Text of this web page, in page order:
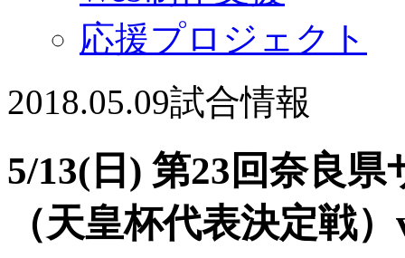
応援プロジェクト
2018.05.09試合情報
5/13(日) 第23回奈良
（天皇杯代表決定戦